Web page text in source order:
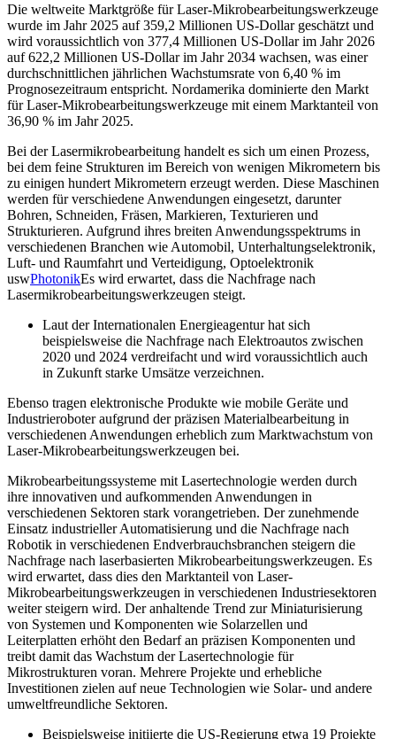
Die weltweite Marktgröße für Laser-Mikrobearbeitungswerkzeuge
wurde im Jahr 2025 auf 359,2 Millionen US-Dollar geschätzt und
wird voraussichtlich von 377,4 Millionen US-Dollar im Jahr 2026
auf 622,2 Millionen US-Dollar im Jahr 2034 wachsen, was einer
durchschnittlichen jährlichen Wachstumsrate von 6,40 % im
Prognosezeitraum entspricht. Nordamerika dominierte den Markt
für Laser-Mikrobearbeitungswerkzeuge mit einem Marktanteil von
36,90 % im Jahr 2025.
Bei der Lasermikrobearbeitung handelt es sich um einen Prozess,
bei dem feine Strukturen im Bereich von wenigen Mikrometern bis
zu einigen hundert Mikrometern erzeugt werden. Diese Maschinen
werden für verschiedene Anwendungen eingesetzt, darunter
Bohren, Schneiden, Fräsen, Markieren, Texturieren und
Strukturieren. Aufgrund ihres breiten Anwendungsspektrums in
verschiedenen Branchen wie Automobil, Unterhaltungselektronik,
Luft- und Raumfahrt und Verteidigung, Optoelektronik
uswPhotonikEs wird erwartet, dass die Nachfrage nach
Lasermikrobearbeitungswerkzeugen steigt.
Laut der Internationalen Energieagentur hat sich
beispielsweise die Nachfrage nach Elektroautos zwischen
2020 und 2024 verdreifacht und wird voraussichtlich auch
in Zukunft starke Umsätze verzeichnen.
Ebenso tragen elektronische Produkte wie mobile Geräte und
Industrieroboter aufgrund der präzisen Materialbearbeitung in
verschiedenen Anwendungen erheblich zum Marktwachstum von
Laser-Mikrobearbeitungswerkzeugen bei.
Mikrobearbeitungssysteme mit Lasertechnologie werden durch
ihre innovativen und aufkommenden Anwendungen in
verschiedenen Sektoren stark vorangetrieben. Der zunehmende
Einsatz industrieller Automatisierung und die Nachfrage nach
Robotik in verschiedenen Endverbrauchsbranchen steigern die
Nachfrage nach laserbasierten Mikrobearbeitungswerkzeugen. Es
wird erwartet, dass dies den Marktanteil von Laser-
Mikrobearbeitungswerkzeugen in verschiedenen Industriesektoren
weiter steigern wird. Der anhaltende Trend zur Miniaturisierung
von Systemen und Komponenten wie Solarzellen und
Leiterplatten erhöht den Bedarf an präzisen Komponenten und
treibt damit das Wachstum der Lasertechnologie für
Mikrostrukturen voran. Mehrere Projekte und erhebliche
Investitionen zielen auf neue Technologien wie Solar- und andere
umweltfreundliche Sektoren.
Beispielsweise initiierte die US-Regierung etwa 19 Projekte